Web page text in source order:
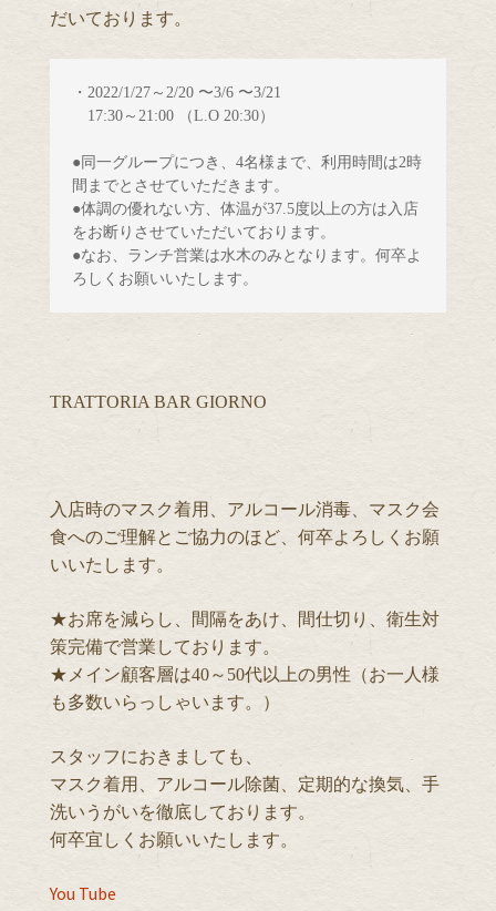
だいております。
・2022/1/27～2/20 〜3/6 〜3/21
●同一グループにつき、4名様まで、利用時間は2時
間までとさせていただきます。
●体調の優れない方、体温が37.5度以上の方は入店
をお断りさせていただいております。
●なお、ランチ営業は水木のみとなります。何卒よ
ろしくお願いいたします。
TRATTORIA BAR GIORNO
入店時のマスク着用、アルコール消毒、マスク会
食へのご理解とご協力のほど、何卒よろしくお願
いいたします。
★お席を減らし、間隔をあけ、間仕切り、衛生対
策完備で営業しております。
★メイン顧客層は40～50代以上の男性（お一人様
も多数いらっしゃいます。）
スタッフにおきましても、
マスク着用、アルコール除菌、定期的な換気、手
洗いうがいを徹底しております。
何卒宜しくお願いいたします。
You Tube